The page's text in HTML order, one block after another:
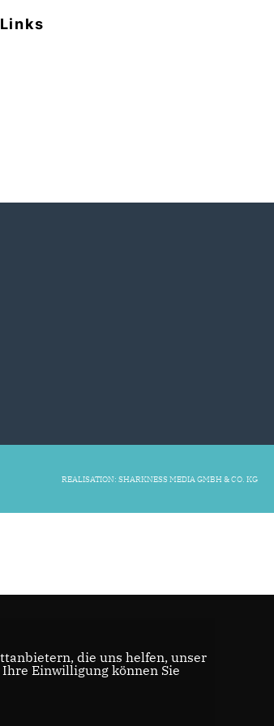
Links
REALISATION: SHARKNESS MEDIA GMBH & CO. KG
die uns helfen, unser
Einwilligung können Sie